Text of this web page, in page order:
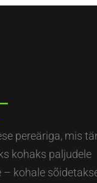
pereäriga, mis
kohaks paljudele
kohale